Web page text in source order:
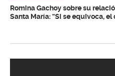
Romina Gachoy sobre su
Santa María: “Si se equivoca, el